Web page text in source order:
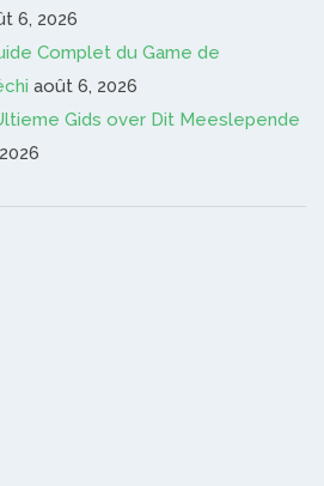
6, 2026
Complet du Game de
août 6, 2026
Gids over Dit Meeslepende